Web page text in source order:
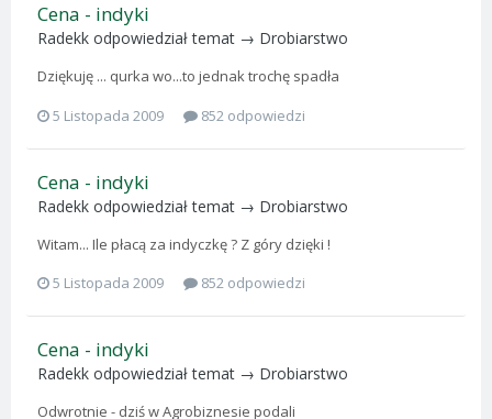
Cena - indyki
Radekk odpowiedział temat → Drobiarstwo
Dziękuję ... qurka wo...to jednak trochę spadła
5 Listopada 2009
852 odpowiedzi
Cena - indyki
Radekk odpowiedział temat → Drobiarstwo
Witam... Ile płacą za indyczkę ? Z góry dzięki !
5 Listopada 2009
852 odpowiedzi
Cena - indyki
Radekk odpowiedział temat → Drobiarstwo
Odwrotnie - dziś w Agrobiznesie podali